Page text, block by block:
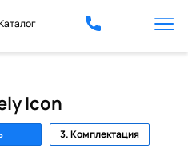
Icon
3. Комплектация